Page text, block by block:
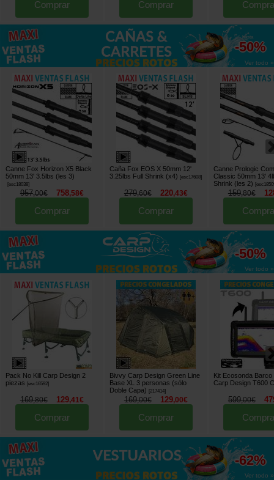
Comprar Comprar
hasta
-50%
Ver todo »
Canne Fox Horizon X5 Black
50mm 13' 3.5lbs (les 3)
[esc18038]
957,00€ 758,58€
Comprar
Caña Fox EOS X 50mm 12'
3.25lbs Full Shrink (x4)
[esc17608]
279,60€ 220,43€
Comprar
Canne Prologic
Classic 50mm 13'
Shrink (les 2)
[
159,80€
hasta
-50%
Ver todo »
Pack No Kill Carp Design 2
piezas
[esc16592]
169,80€ 129,41€
Comprar
Bivvy Carp Design Green Line
Base XL 3 personas (sólo
Doble Capa)
[217414]
169,00€ 129,00€
Comprar
Kit Ecosonda Barco
Carp Design T600
599,00€
hasta
-62%
Ver todo »